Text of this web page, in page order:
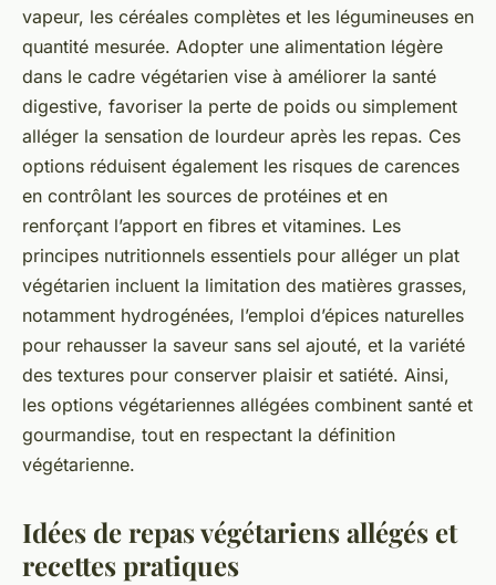
vapeur, les céréales complètes et les légumineuses en
quantité mesurée. Adopter une alimentation légère
dans le cadre végétarien vise à améliorer la santé
digestive, favoriser la perte de poids ou simplement
alléger la sensation de lourdeur après les repas. Ces
options réduisent également les risques de carences
en contrôlant les sources de protéines et en
renforçant l’apport en fibres et vitamines. Les
principes nutritionnels essentiels pour alléger un plat
végétarien incluent la limitation des matières grasses,
notamment hydrogénées, l’emploi d’épices naturelles
pour rehausser la saveur sans sel ajouté, et la variété
des textures pour conserver plaisir et satiété. Ainsi,
les options végétariennes allégées combinent santé et
gourmandise, tout en respectant la définition
végétarienne.
Idées de repas végétariens allégés et
recettes pratiques